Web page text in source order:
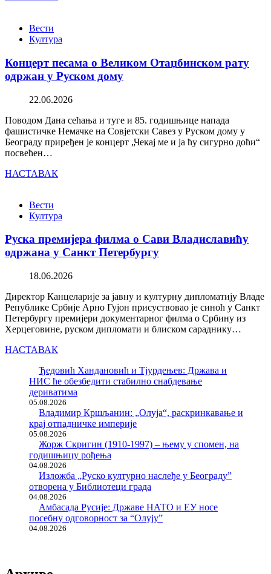
Вести
Култура
Концерт песама о Великом Отаџбинском рату
одржан у Руском дому
22.06.2026
Поводом Дана сећања и туге и 85. годишњице напада
фашистичке Немачке на Совјетски Савез у Руском дому у
Београду приређен је концерт „Чекај ме и ја ћу сигурно доћи“
посвећен…
НАСТАВАК
Вести
Култура
Руска премијера филма о Сави Владиславићу
одржана у Санкт Петербургу
18.06.2026
Директор Канцеларије за јавну и културну дипломатију Владе
Републике Србије Арно Гујон присуствовао је синоћ у Санкт
Петербургу премијери документарног филма о Србину из
Херцеговине, руском дипломати и блиском сараднику…
НАСТАВАК
Ђедовић Хандановић и Тјурдењев: Држава и
НИС ће обезбедити стабилно снабдевање
дериватима
05.08.2026
Владимир Кршљанин: „Олуја“, раскринкавање и
крај отпадничке империје
05.08.2026
Жорж Скригин (1910-1997) – њему у спомен, на
годишњицу рођења
04.08.2026
Изложба „Руско културно наслеђе у Београду”
отворена у Библиотеци града
04.08.2026
Амбасада Русије: Државе НАТО и ЕУ носе
посебну одговорност за “Олују”
04.08.2026